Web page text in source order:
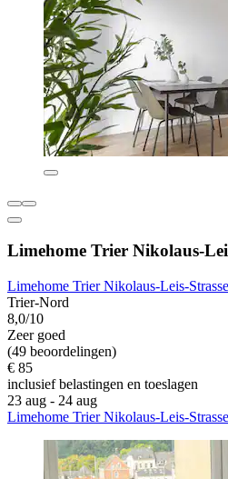
Limehome Trier Nikolaus-
Limehome Trier Nikolaus-Leis-Strasse
Trier-Nord
8,0/10
Zeer goed
(49 beoordelingen)
€ 85
inclusief belastingen en toeslagen
23 aug - 24 aug
Limehome Trier Nikolaus-Leis-Strasse